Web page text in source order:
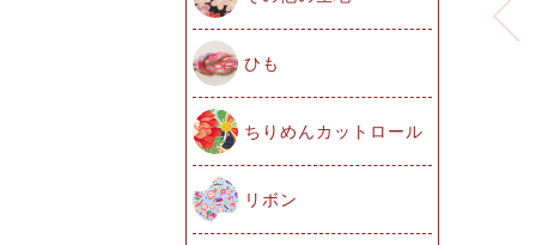
ひも
ちりめんカットロール
リボン